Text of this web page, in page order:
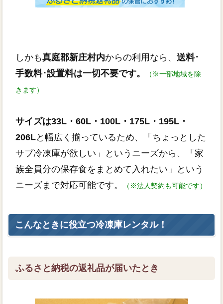
しかも真庭郡新庄村内からの利用なら、 送料･
手数料･設置料は一切不要です。
（※一部地域を除
きます）
サイズは33L・60L・100L・175L・195L・
206Lと幅広く揃っているため、「ちょっとした
サブ冷凍庫が欲しい」というニーズから、「家
族全員分の保存食をまとめて入れたい」という
ニーズまで対応可能です。
（※法人契約も可能です）
こんなときに役立つ冷凍庫レンタル！
ふるさと納税の返礼品が届いたとき